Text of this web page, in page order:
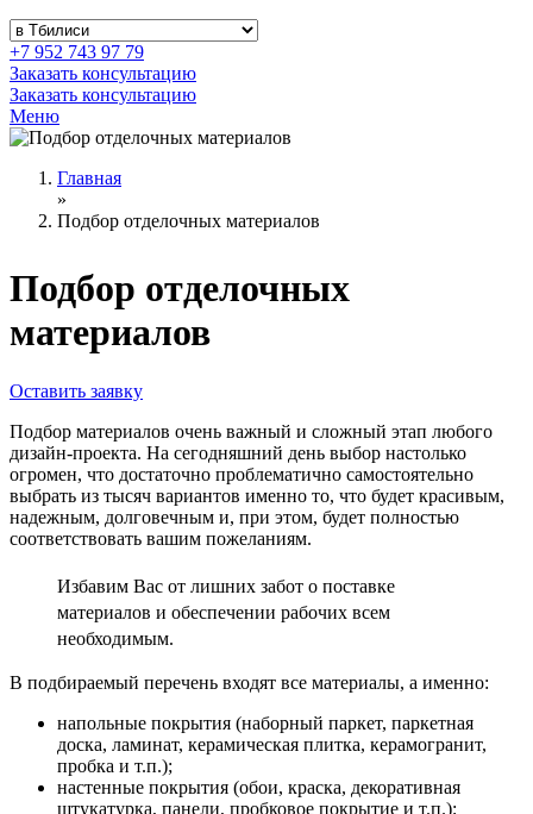
+7 952 743 97 79
Заказать консультацию
Заказать консультацию
Меню
Главная
»
Подбор отделочных материалов
Подбор отделочных
материалов
Оставить заявку
Подбор материалов очень важный и сложный этап любого
дизайн-проекта. На сегодняшний день выбор настолько
огромен, что достаточно проблематично самостоятельно
выбрать из тысяч вариантов именно то, что будет красивым,
надежным, долговечным и, при этом, будет полностью
соответствовать вашим пожеланиям.
Избавим Вас от лишних забот о поставке
материалов и обеспечении рабочих всем
необходимым.
В подбираемый перечень входят все материалы, а именно:
напольные покрытия (наборный паркет, паркетная
доска, ламинат, керамическая плитка, керамогранит,
пробка и т.п.);
настенные покрытия (обои, краска, декоративная
штукатурка, панели, пробковое покрытие и т.п.);